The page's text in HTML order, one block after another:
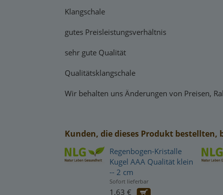
Klangschale
gutes Preisleistungsverhältnis
sehr gute Qualität
Qualitätsklangschale
Wir behalten uns Änderungen von Preisen,
Kunden, die dieses Produkt bestellten,
Regenbogen-Kristalle
Kugel AAA Qualität klein
-- 2 cm
Sofort lieferbar
1,63 €